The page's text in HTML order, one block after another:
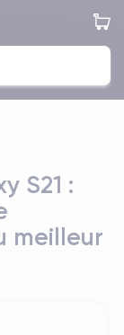
S21 :
meilleur